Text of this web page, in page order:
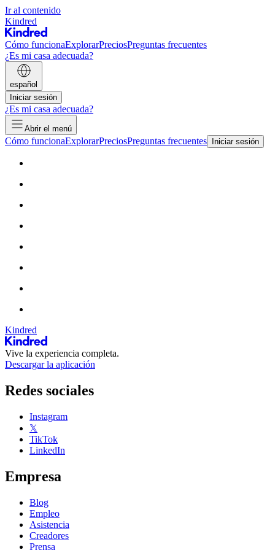
Ir al contenido
Kindred
Cómo funcionaExplorarPreciosPreguntas frecuentes
¿Es mi casa adecuada?
español
Iniciar sesión
¿Es mi casa adecuada?
Abrir el menú
Cómo funcionaExplorarPreciosPreguntas frecuentes Iniciar sesión
Kindred
Vive la experiencia completa.
Descargar la aplicación
Redes sociales
Instagram
𝕏
TikTok
LinkedIn
Empresa
Blog
Empleo
Asistencia
Creadores
Prensa